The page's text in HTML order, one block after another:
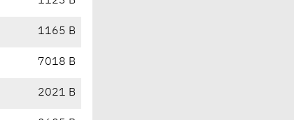
1165 B
7018 B
2021 B